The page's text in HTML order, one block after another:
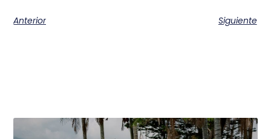
Anterior Siguiente